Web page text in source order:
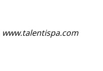
www.talentispa.com